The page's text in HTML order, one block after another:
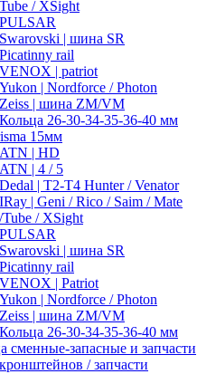
Tube / XSight
PULSAR
Swarovski | шина SR
Picatinny rail
VENOX | patriot
Yukon | Nordforce / Photon
Zeiss | шина ZM/VM
Кольца 26-30-34-35-36-40 мм
15мм
ATN | HD
ATN | 4 / 5
Dedal | T2-T4 Hunter / Venator
IRay | Geni / Rico / Saim / Mate
/Tube / XSight
PULSAR
Swarovski | шина SR
Picatinny rail
VENOX | Patriot
Yukon | Nordforce / Photon
Zeiss | шина ZM/VM
Кольца 26-30-34-35-36-40 мм
сменные-запасные и запчасти
/ запчасти